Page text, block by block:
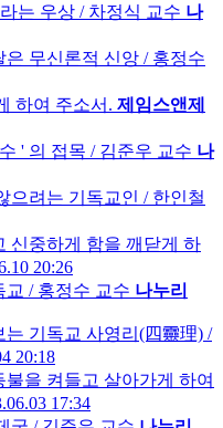
는 우상 / 차정식 교수 나
무신론적 신앙 / 홍정수
하여 주소서. 제임스앤제
' 의 접목 / 김준우 교수 나
으려는 기독교인 / 한인철
신중하게 함을 깨닫게 하
20:26
/ 홍정수 교수 나누리
기독교 사영리(四靈理) /
20:18
을 켜들고 살아가게 하여
17:34